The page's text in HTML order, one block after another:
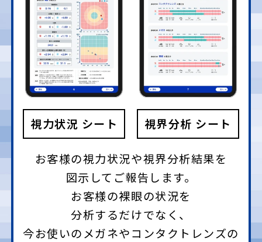
視力状況 シート 視界分析 シート
お客様の視力状況や視界分析結果を
図示してご報告します。
お客様の裸眼の状況を
分析するだけでなく、
今お使いのメガネやコンタクトレンズの